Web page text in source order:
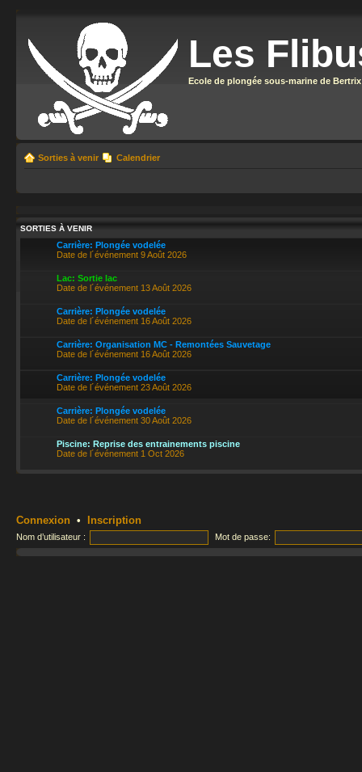
Les
Ecole de plongée sous-marine de Bertrix
Sorties à venir Calendrier
SORTIES À VENIR
Carrière: Plongée vodelée
Date de l´événement 9 Août 2026
Lac: Sortie lac
Date de l´événement 13 Août 2026
Carrière: Plongée vodelée
Date de l´événement 16 Août 2026
Carrière: Organisation MC - Remontées Sauvetage
Date de l´événement 16 Août 2026
Carrière: Plongée vodelée
Date de l´événement 23 Août 2026
Carrière: Plongée vodelée
Date de l´événement 30 Août 2026
Piscine: Reprise des entrainements piscine
Date de l´événement 1 Oct 2026
Connexion • Inscription
Nom d’utilisateur : Mot de passe: